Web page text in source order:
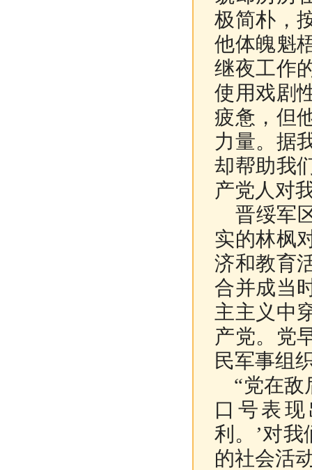
极简朴，
他体魄魁
继夜工作
使用戏剧
疲惫，但
力量。据
却帮助我
产党人对
晋绥军
实的林枫
济和教育
合并成当
主主义中
产党。党
民军事组
“党在敌
口号表
利。’对我
的社会活